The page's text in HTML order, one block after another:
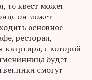
то квест может
он может
основное
ресторан,
квартира, с которой
будет
смогут